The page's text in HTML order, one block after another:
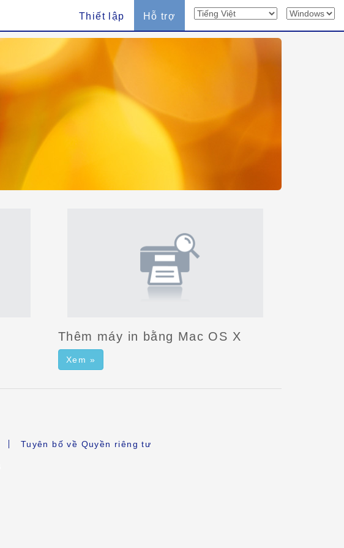
Thiết lập Hỗ trợ
Thêm máy in bằng Mac OS X
Xem »
Tuyên bố về Quyền riêng tư